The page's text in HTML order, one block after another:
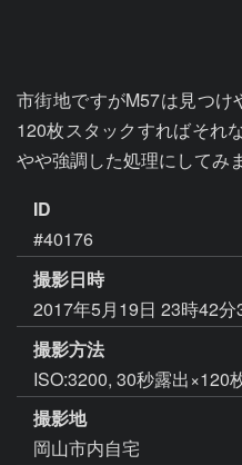
市街地ですがM57は見つ
120枚スタックすればそれ
やや強調した処理にしてみ
ID
#40176
撮影日時
2017年5月19日 23時42分
撮影方法
ISO:3200, 30秒露出×120
撮影地
岡山市内自宅